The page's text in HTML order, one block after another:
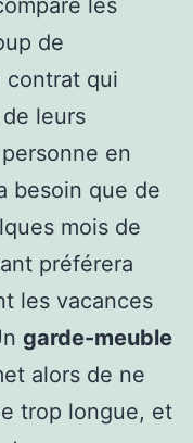
les
de
contrat qui
leurs
en
besoin que de
mois de
préférera
les vacances
garde-meuble
alors de ne
trop longue, et